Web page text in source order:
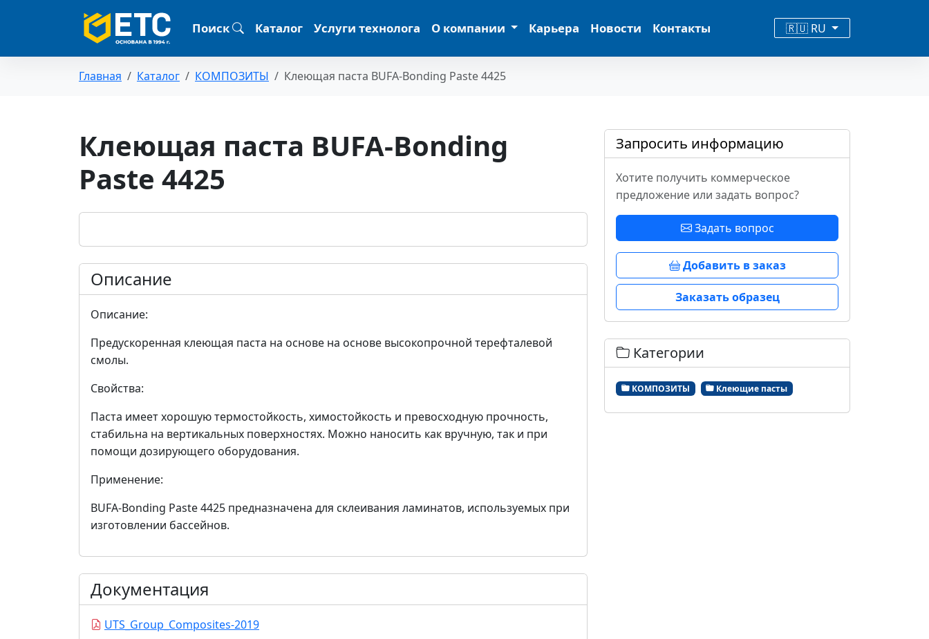
Поиск Каталог Услуги технолога О компании Карьера Новости Контакты 🇷🇺 RU
Главная Каталог КОМПОЗИТЫ Клеющая паста BUFA-Bonding Paste 4425
Клеющая паста BUFA-Bonding
Paste 4425
Описание
Описание:
Предускоренная клеющая паста на основе на основе высокопрочной терефталевой
смолы.
Свойства:
Паста имеет хорошую термостойкость, химостойкость и превосходную прочность,
стабильна на вертикальных поверхностях. Можно наносить как вручную, так и при
помощи дозирующего оборудования.
Применение:
BUFA-Bonding Paste 4425 предназначена для склеивания ламинатов, используемых при
изготовлении бассейнов.
Документация
UTS_Group_Composites-2019
Запросить информацию
Хотите получить коммерческое
предложение или задать вопрос?
Задать вопрос
Добавить в заказ
Заказать образец
Категории
КОМПОЗИТЫ Клеющие пасты